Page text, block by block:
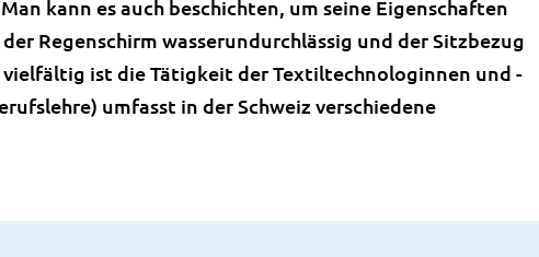
kann es auch beschichten, um seine Eigenschaften
Regenschirm wasserundurchlässig und der Sitzbezug
vielfältig ist die Tätigkeit der Textiltechnologinnen und -
umfasst in der Schweiz verschiedene